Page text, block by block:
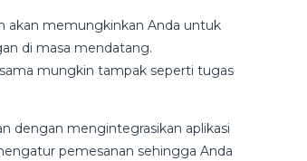
akan memungkinkan Anda untuk
di masa mendatang.
mungkin tampak seperti tugas
dengan mengintegrasikan aplikasi
pemesanan sehingga Anda